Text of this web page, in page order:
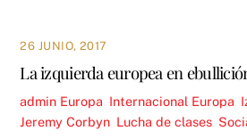
26 JUNIO, 2017
La izquierda europea en
admin Europa Internacional Europa
Jeremy Corbyn Lucha de clases